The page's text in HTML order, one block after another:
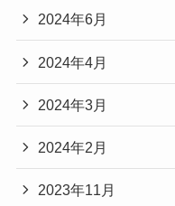
2024年6月
2024年4月
2024年3月
2024年2月
2023年11月